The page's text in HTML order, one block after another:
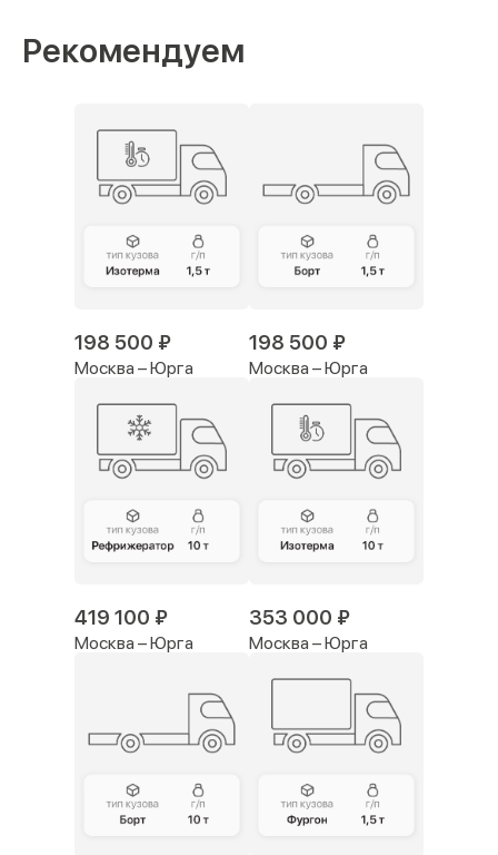
Рекомендуем
198 500 ₽
Москва – Юрга
198 500 ₽
Москва – Юрга
419 100 ₽
Москва – Юрга
353 000 ₽
Москва – Юрга